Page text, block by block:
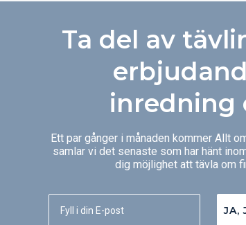
Ta del av
inredning
Ett par gånger i månaden kommer Allt
samlar vi det senaste som har hänt
dig möjlighet att tävla om
JA,